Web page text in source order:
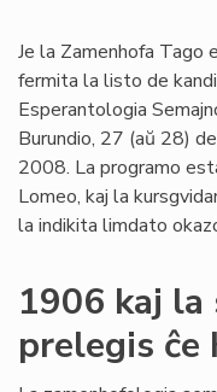
Je la Zamenhofa Tago
fermita la listo de
Esperantologia
Burundio, 27 (aŭ 28)
2008. La programo
Lomeo, kaj la
la indikita limdato
1906 kaj la
prelegis ĉe